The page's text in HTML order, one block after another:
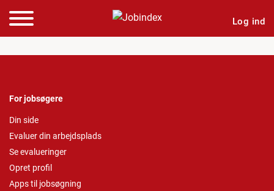
Log ind
For jobsøgere
Din side
Evaluer din arbejdsplads
Se evalueringer
Opret profil
Apps til jobsøgning